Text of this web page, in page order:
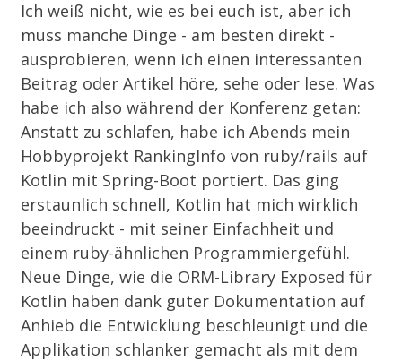
Ich weiß nicht, wie es bei euch ist, aber ich
muss manche Dinge - am besten direkt -
ausprobieren, wenn ich einen interessanten
Beitrag oder Artikel höre, sehe oder lese. Was
habe ich also während der Konferenz getan:
Anstatt zu schlafen, habe ich Abends mein
Hobbyprojekt RankingInfo von ruby/rails auf
Kotlin mit Spring-Boot portiert. Das ging
erstaunlich schnell, Kotlin hat mich wirklich
beeindruckt - mit seiner Einfachheit und
einem ruby-ähnlichen Programmiergefühl.
Neue Dinge, wie die ORM-Library Exposed für
Kotlin haben dank guter Dokumentation auf
Anhieb die Entwicklung beschleunigt und die
Applikation schlanker gemacht als mit dem